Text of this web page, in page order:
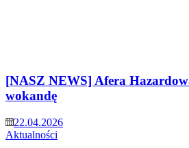
[NASZ NEWS] Afera
wokandę
22.04.2026
Aktualności